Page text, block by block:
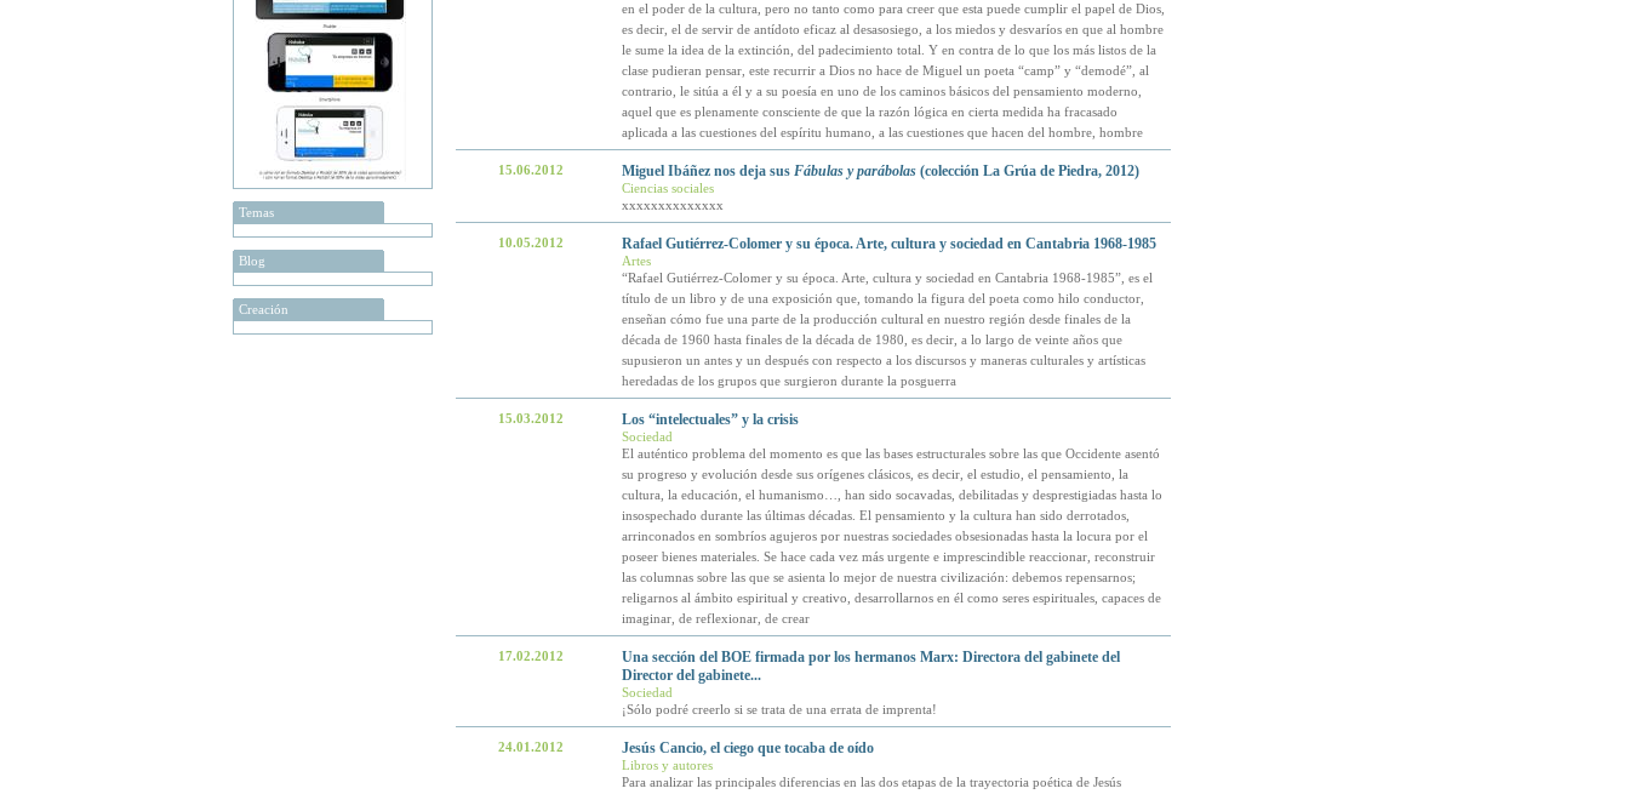
Temas
Blog
Creación
en el poder de la cultura, pero no tanto como para creer que esta puede cumplir el papel de Dios,
es decir, el de servir de antídoto eficaz al desasosiego, a los miedos y desvaríos en que al hombre
le sume la idea de la extinción, del padecimiento total. Y en contra de lo que los más listos de la
clase pudieran pensar, este recurrir a Dios no hace de Miguel un poeta “camp” y “demodé”, al
contrario, le sitúa a él y a su poesía en uno de los caminos básicos del pensamiento moderno,
aquel que es plenamente consciente de que la razón lógica en cierta medida ha fracasado
aplicada a las cuestiones del espíritu humano, a las cuestiones que hacen del hombre, hombre
15.06.2012 Miguel Ibáñez nos deja sus Fábulas y parábolas(colección La Grúa de Piedra, 2012)
Ciencias sociales
xxxxxxxxxxxxxx
10.05.2012 Rafael Gutiérrez-Colomer y su época. Arte, cultura y sociedad en Cantabria 1968-1985
Artes
“Rafael Gutiérrez-Colomer y su época. Arte, cultura y sociedad en Cantabria 1968-1985”, es el
título de un libro y de una exposición que, tomando la figura del poeta como hilo conductor,
enseñan cómo fue una parte de la producción cultural en nuestro región desde finales de la
década de 1960 hasta finales de la década de 1980, es decir, a lo largo de veinte años que
supusieron un antes y un después con respecto a los discursos y maneras culturales y artísticas
heredadas de los grupos que surgieron durante la posguerra
15.03.2012 Los “intelectuales” y la crisis
Sociedad
El auténtico problema del momento es que las bases estructurales sobre las que Occidente asentó
su progreso y evolución desde sus orígenes clásicos, es decir, el estudio, el pensamiento, la
cultura, la educación, el humanismo…, han sido socavadas, debilitadas y desprestigiadas hasta lo
insospechado durante las últimas décadas. El pensamiento y la cultura han sido derrotados,
arrinconados en sombríos agujeros por nuestras sociedades obsesionadas hasta la locura por el
poseer bienes materiales. Se hace cada vez más urgente e imprescindible reaccionar, reconstruir
las columnas sobre las que se asienta lo mejor de nuestra civilización: debemos repensarnos;
religarnos al ámbito espiritual y creativo, desarrollarnos en él como seres espirituales, capaces de
imaginar, de reflexionar, de crear
17.02.2012
Una sección del BOE firmada por los hermanos Marx: Directora del gabinete del
Director del gabinete...
Sociedad
¡Sólo podré creerlo si se trata de una errata de imprenta!
24.01.2012 Jesús Cancio, el ciego que tocaba de oído
Libros y autores
Para analizar las principales diferencias en las dos etapas de la trayectoria poética de Jesús